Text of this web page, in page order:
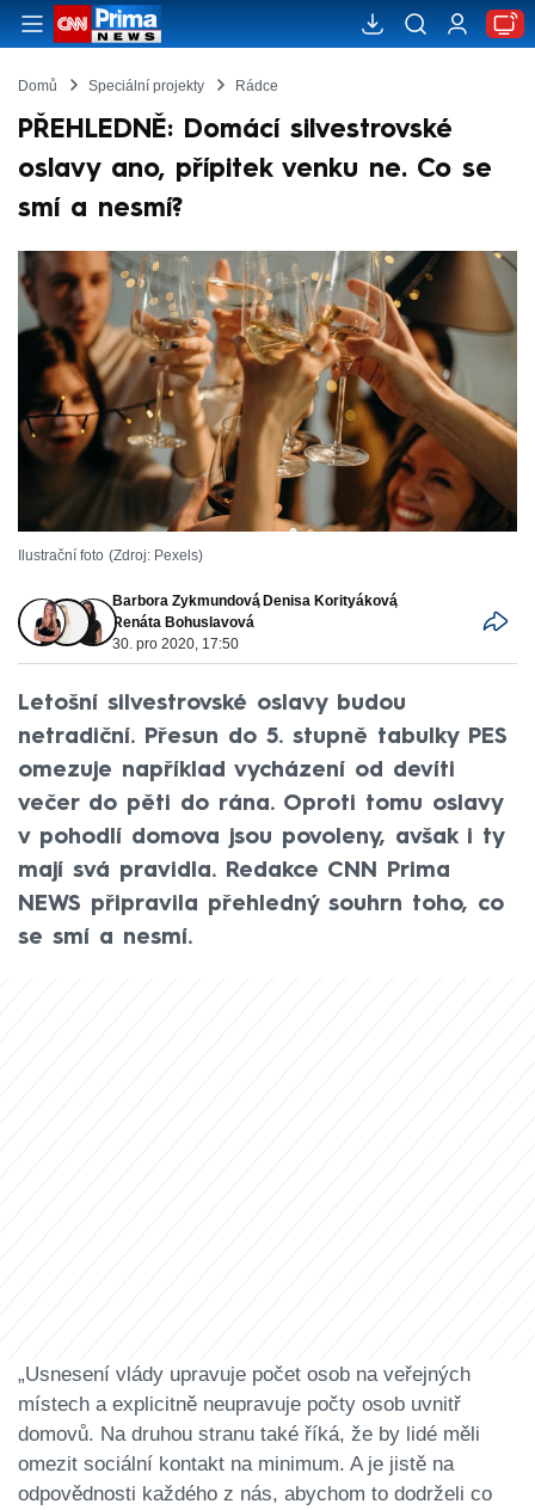
Domů Speciální projekty Rádce
PŘEHLEDNĚ: Domácí silvestrovské
oslavy ano, přípitek venku ne. Co se
smí a nesmí?
Ilustrační foto Zdroj: Pexels
Barbora Zykmundová,Denisa Korityáková,
Renáta Bohuslavová
30. pro 2020, 17:50
Letošní silvestrovské oslavy budou
netradiční. Přesun do 5. stupně tabulky PES
omezuje například vycházení od devíti
večer do pěti do rána. Oproti tomu oslavy
v pohodlí domova jsou povoleny, avšak i ty
mají svá pravidla. Redakce CNN Prima
NEWS připravila přehledný souhrn toho, co
se smí a nesmí.
„Usnesení vlády upravuje počet osob na veřejných
místech a explicitně neupravuje počty osob uvnitř
domovů. Na druhou stranu také říká, že by lidé měli
omezit sociální kontakt na minimum. A je jistě na
odpovědnosti každého z nás, abychom to dodrželi co